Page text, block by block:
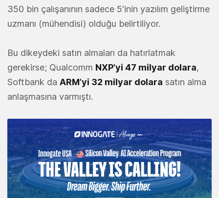
350 bin çalışanının sadece 5'inin yazılım geliştirme
uzmanı (mühendisi) olduğu belirtiliyor.
Bu dikeydeki satın almaları da hatırlatmak
gerekirse; Qualcomm NXP’yi 47 milyar dolara,
Softbank da ARM’yi 32 milyar dolara satın alma
anlaşmasına varmıştı.